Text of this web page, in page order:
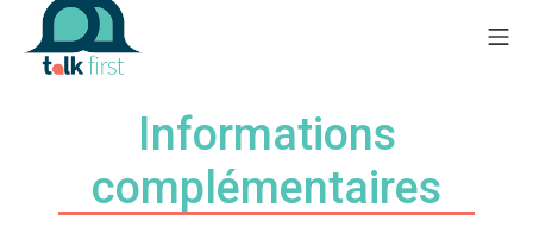
Informations
complémentaires